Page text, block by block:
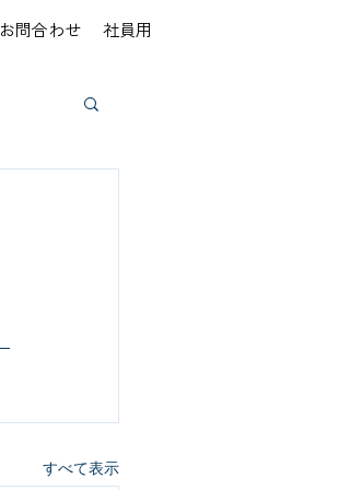
お問合わせ 社員用
すべて表示